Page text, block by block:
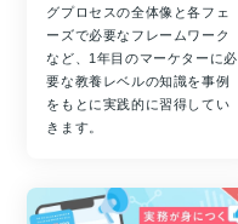
グプロセスの全体像と各フェ
ーズで必要なフレームワーク
など、1年目のマーケターに必
要な教養レベルの知識を事例
をもとに実践的に習得してい
きます。